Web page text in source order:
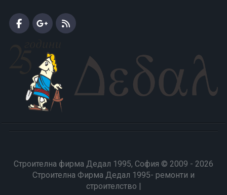
Строителна фирма Дедал 1995, София © 2009 - 2026
Строителна Фирма Дедал 1995- ремонти и
строителство |